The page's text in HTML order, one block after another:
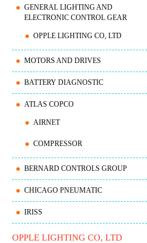
GENERAL LIGHTING AND
ELECTRONIC CONTROL GEAR
OPPLE LIGHTING CO, LTD
MOTORS AND DRIVES
BATTERY DIAGNOSTIC
ATLAS COPCO
AIRNET
COMPRESSOR
BERNARD CONTROLS GROUP
CHICAGO PNEUMATIC
IRISS
OPPLE LIGHTING CO, LTD